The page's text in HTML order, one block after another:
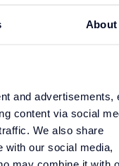
About
and advertisements,
content via social
We also share
with our social media,